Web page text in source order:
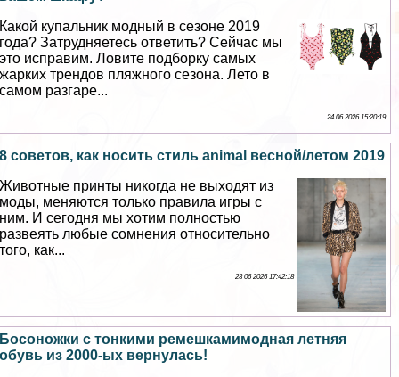
Какой купальник модный в сезоне 2019
года? Затрудняетесь ответить? Сейчас мы
это исправим. Ловите подборку самых
жарких трендов пляжного сезона. Лето в
самом разгаре...
24 06 2026 15:20:19
8 советов, как носить стиль animal весной/летом 2019
Животные принты никогда не выходят из
моды, меняются только правила игры с
ним. И сегодня мы хотим полностью
развеять любые сомнения относительно
того, как...
23 06 2026 17:42:18
Босоножки с тонкими ремешкамимодная летняя
обувь из 2000-ых вернулась!